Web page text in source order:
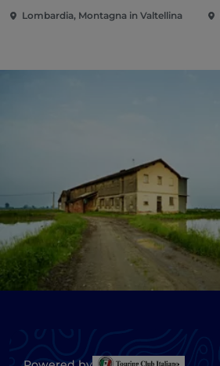
Lombardia, Montagna in Valtellina